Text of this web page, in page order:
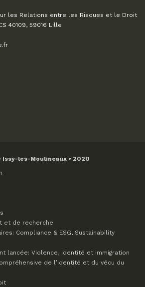
les Relations entre les Risques et le Droit
40109, 59016 Lille
Issy-les-Moulineaux • 2020
et de recherche
Compliance & ESG, Sustainability
lancée: Violence, identité et immigration
de l’identité et du vécu du